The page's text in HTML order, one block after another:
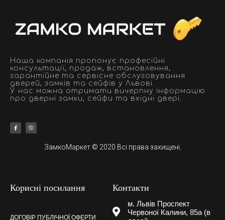
Наша компанія пропонує професійні
консультації, продаж, встановлення,
гарантійне та сервісне обслуговування
дверей, замків та сейфів у Львові.
У нас можна отримати вичерпну інформацію
про дверні замки, сейфи та вхідні двері.
ЗамкоМаркет © 2020 Всі права захищені.
Корисні посилання
ДОГОВІР ПУБЛІЧНОЇ ОФЕРТИ
Контакти
м. Львів Проспект
Червоної Калини, 85а (в